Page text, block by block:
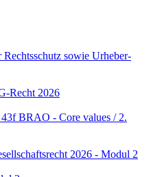
sowie Urheber-
Recht 2026
BRAO - Core values / 2.
2026 - Modul 2